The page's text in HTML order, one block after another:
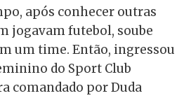
após conhecer outras
jogavam futebol, soube
um time. Então, ingressou
do Sport Club
comandado por Duda